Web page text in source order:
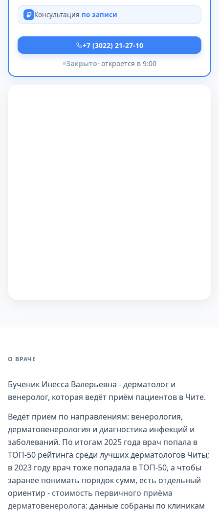
Консультация по записи
+7 (3022) 21-27-10
Закрыто· откроется в 9:00
О ВРАЧЕ
Бученик Инесса Валерьевна - дерматолог и
венеролог, которая ведёт приём пациентов в Чите.
Ведёт приём по направлениям: венерология,
дерматовенерология и диагностика инфекций и
заболеваний. По итогам 2025 года врач попала в
ТОП-50 рейтинга среди лучших дерматологов Читы;
в 2023 году врач тоже попадала в ТОП-50, а чтобы
заранее понимать порядок сумм, есть отдельный
ориентир - стоимость первичного приёма
дерматовенеролога: данные собраны по клиникам